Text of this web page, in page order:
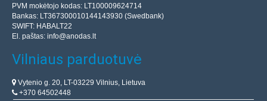
PVM mokėtojo kodas: LT100009624714
Bankas: LT367300010144143930 (Swedbank)
SWIFT: HABALT22
El. paštas: info@anodas.lt
Vilniaus parduotuvė
Vytenio g. 20, LT-03229 Vilnius, Lietuva
+370 64502448